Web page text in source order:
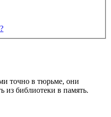
точно в тюрьме, они
из библиотеки в память.